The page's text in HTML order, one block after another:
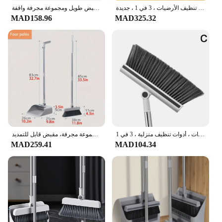
مجموعة فرشاة أرضية سميكة 3 في 1 مع مقبض طويل ومجموعة مجرفة واقفة
MAD158.96
مجموعة مكنسة متعددة الوظائف ، سميكة ، قابلة للطي ، مقلاة ، مجموعة ، المنزل ، الغرفة ، أدوات تنظيف الأرضيات ، 3 في 1 ، جديدة
MAD325.32
MAD259.41 MAD104.34